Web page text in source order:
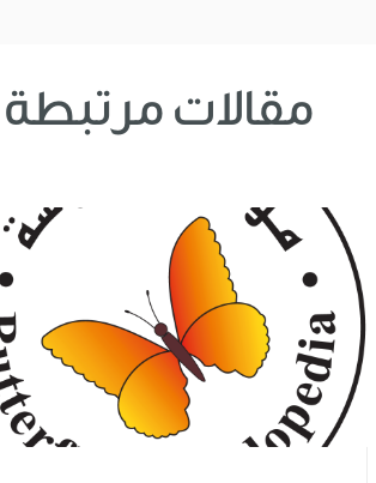
مقالات مرتبطة